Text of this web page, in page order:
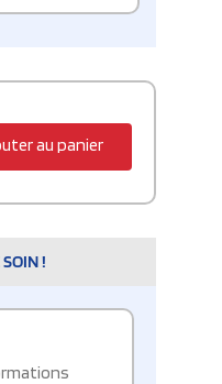
au panier
!